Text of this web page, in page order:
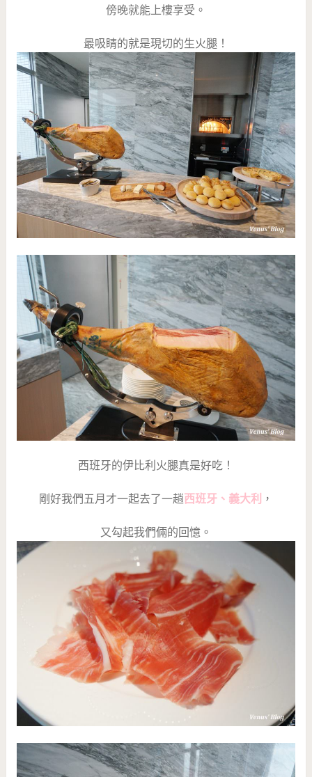
傍晚就能上樓享受。
最吸睛的就是現切的生火腿！
西班牙的伊比利火腿真是好吃！
剛好我們五月才一起去了一趟西班牙、義大利 ，
又勾起我們倆的回憶。